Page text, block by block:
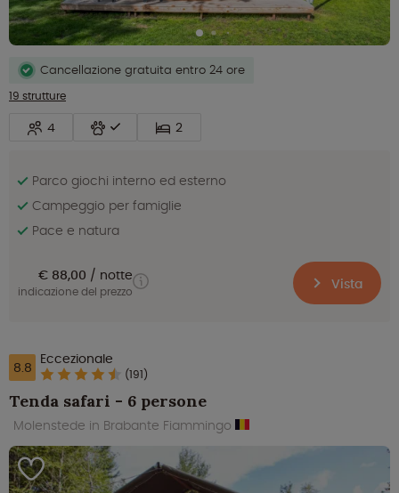
Cancellazione gratuita entro 24 ore
19 strutture
4 2
Parco giochi interno ed esterno
Campeggio per famiglie
Pace e natura
€ 88,00 notte
indicazione del prezzo Vista
8.8 Eccezionale
(191)
Tenda safari - 6 persone
Molenstede in Brabante Fiammingo